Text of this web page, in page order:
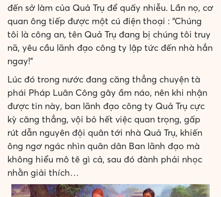
đến sở làm của Quả Trụ để quấy nhiễu. Lần nọ, cơ
quan ông tiếp được một cú điện thoại : “Chúng
tôi là công an, tên Quả Trụ đang bị chúng tôi truy
nã, yêu cầu lãnh đạo công ty lập tức đến nhà hắn
ngay!”
Lúc đó trong nước đang căng thẳng chuyện tà
phái Pháp Luân Công gây ầm náo, nên khi nhận
được tin này, ban lãnh đạo công ty Quả Trụ cực
kỳ căng thẳng, vội bỏ hết việc quan trọng, gấp
rút dẫn nguyên đội quân tới nhà Quả Trụ, khiến
ông ngơ ngác nhìn quân dân Ban lãnh đạo mà
không hiểu mô tê gì cả, sau đó đành phải nhọc
nhằn giải thích…